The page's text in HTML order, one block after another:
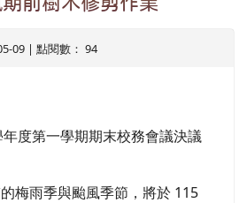
09 | 點閱數： 94
度第一學期期末校務會議決議
梅雨季與颱風季節，將於 115